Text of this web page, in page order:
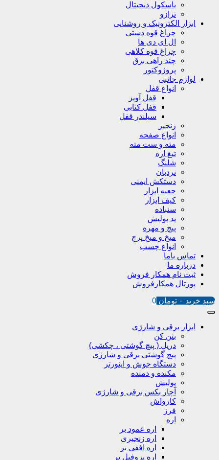
باسکول دیجیتال
ترازو
ابزار الکترونیک و روشنایی
چراغ قوه دستی
ال ای دی ها
چراغ قوه کلاهی
چند راهی برق
پروژوکتور
لوازم جانبی
انواع قفل
قفل آویز
قفل کتابی
سیلندر قفل
زنجیر
انواع صفحه
مته و ست مته
تیغ اره
شلنگ
نردبان
دستکش ایمنی
جعبه ابزار
کیف ابزار
سنباده
پد پولیش
پیچ و مهره
میخ و میخ پرچ
انواع چسب
تماس باما
درباره ما
ثبت نام همکار فروش
پورتال همکارفروش
سبد خرید ۰ تومان 0
ابزار برقی و شارژی
بتن کن
دریل ( پیچ گوشتی ، چکشی)
پیچ گوشتی برقی و شارژی
دستگاه جوش و اینورتر
مکنده و دمنده
پولیش
آچار بکس برقی و شارژی
کارواش
فرز
اره
اره عمود بر
اره زنجیری
اره افقی بر
اره پروفیل پر